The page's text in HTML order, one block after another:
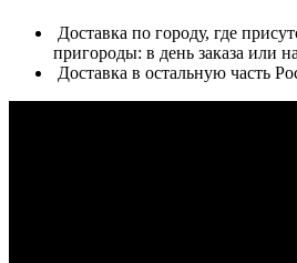
Доставка по городу, где
пригороды: в день заказа или
Доставка в остальную часть